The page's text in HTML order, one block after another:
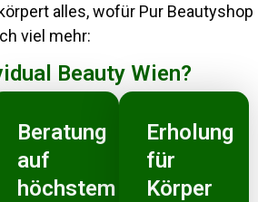
alles, wofür Pur Beautyshop
viel mehr:
Beauty Wien?
Beratung
auf
höchstem
Erholung
für
Körper